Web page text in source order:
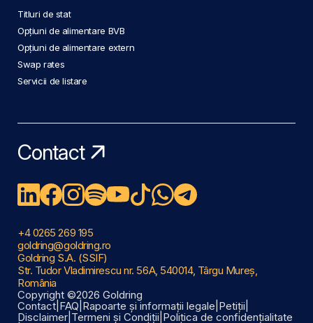
Titluri de stat
Opțiuni de alimentare BVB
Opțiuni de alimentare extern
Swap rates
Servicii de listare
Contact
+4 0265 269 195
goldring@goldring.ro
Goldring S.A. (SSIF)
Str. Tudor Vladimirescu nr. 56A, 540014, Târgu Mureș,
România
Copyright ©2026 Goldring
Contact FAQ Rapoarte și informații legale Petiții
Disclaimer Termeni și Condiții Politica de confidențialitate